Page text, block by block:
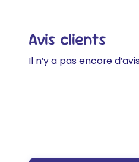
Avis clients
Il n’y a pas encore